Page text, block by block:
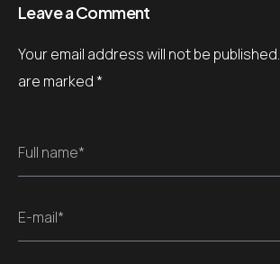
Leave a Comment
Your email address will not be published.
are marked *
Full name*
E-mail*